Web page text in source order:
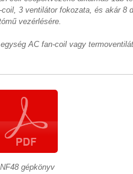
coil, 3 ventilátor fokozata, és akár 8
vezérlésére.
AC fan-coil vagy
gépkönyv